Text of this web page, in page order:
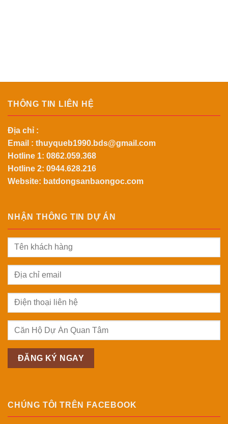
THÔNG TIN LIÊN HỆ
Địa chỉ :
Email : thuyqueb1990.bds@gmail.com
Hotline 1: 0862.059.368
Hotline 2: 0944.628.216
Website: batdongsanbaongoc.com
NHẬN THÔNG TIN DỰ ÁN
CHÚNG TÔI TRÊN FACEBOOK